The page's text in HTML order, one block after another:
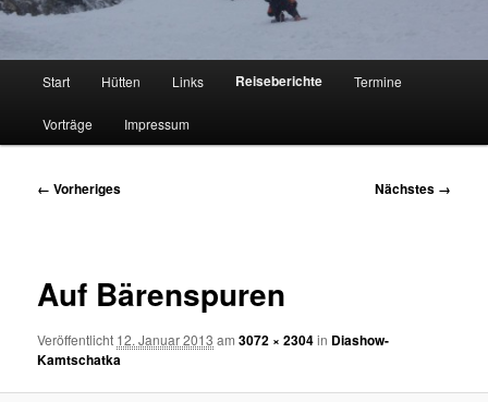
Start Hütten Links Reiseberichte Termine
Vorträge Impressum
Bilder-
← Vorheriges Nächstes →
Auf Bärenspuren
Veröffentlicht 12. Januar 2013 am3072 × 2304in Diashow-
Kamtschatka